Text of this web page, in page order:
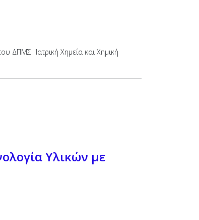
ΔΠΜΣ "Ιατρική Χημεία και Χημική
Υλικών με